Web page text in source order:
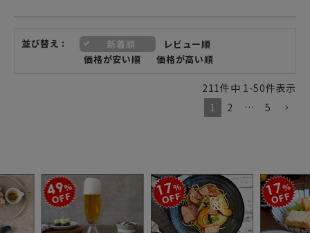
並び替え 新着順
レビュー順
価格が安い順
価格が高い順
211 件中 1 -50件表示
1
2 … 5